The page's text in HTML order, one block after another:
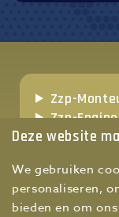
Deze website
We gebruiken
personaliseren,
bieden en om
Zzp-
Zzp-
Zzp-
Zzp-
Zzp-Hoofd